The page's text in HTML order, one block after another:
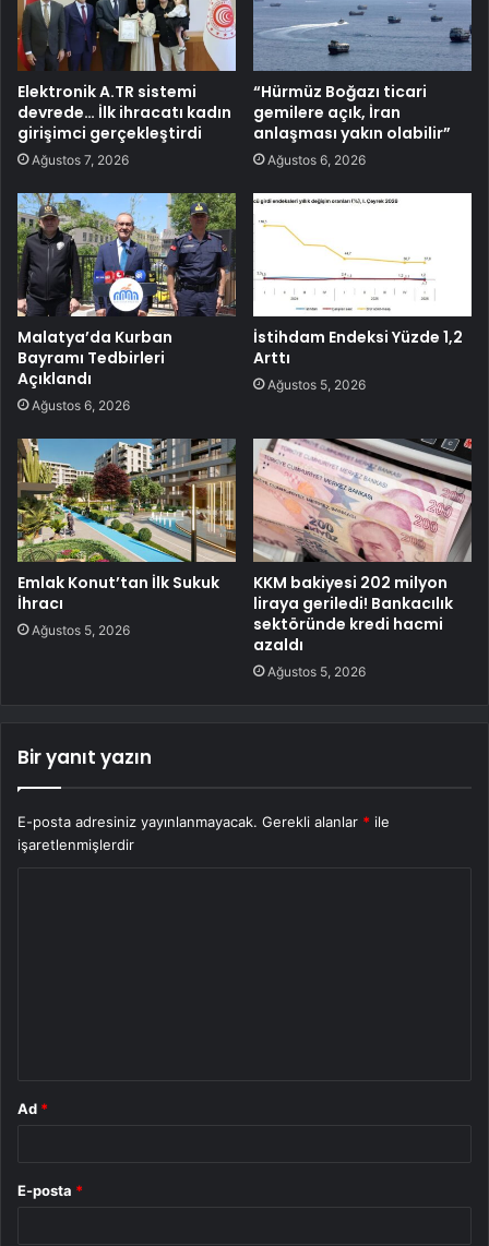
Elektronik A.TR sistemi
devrede… İlk ihracatı kadın
girişimci gerçekleştirdi
Ağustos 7, 2026
“Hürmüz Boğazı ticari
gemilere açık, İran
anlaşması yakın olabilir”
Ağustos 6, 2026
Malatya’da Kurban
Bayramı Tedbirleri
Açıklandı
Ağustos 6, 2026
İstihdam Endeksi Yüzde 1,2
Arttı
Ağustos 5, 2026
Emlak Konut’tan İlk Sukuk
İhracı
Ağustos 5, 2026
KKM bakiyesi 202 milyon
liraya geriledi! Bankacılık
sektöründe kredi hacmi
azaldı
Ağustos 5, 2026
Bir yanıt yazın
E-posta adresiniz yayınlanmayacak. Gerekli alanlar * ile
işaretlenmişlerdir
Ad *
E-posta *